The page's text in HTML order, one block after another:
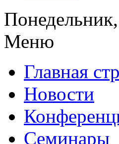
Меню
Главная
Новости
Семинары